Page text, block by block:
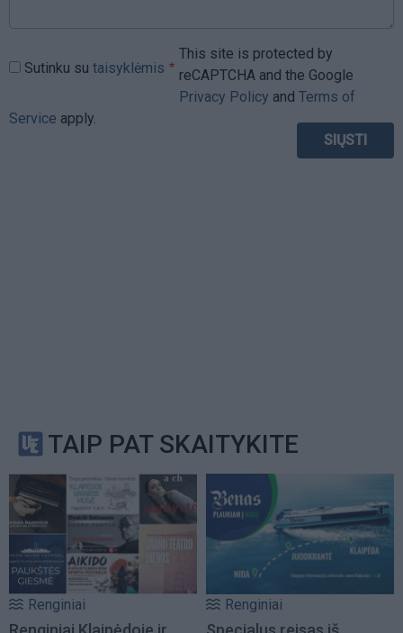
Sutinku su taisyklėmis
This site is protected by
reCAPTCHA and the Google
Privacy Policy and Terms of
Service apply.
TAIP PAT SKAITYKITE
Renginiai Renginiai